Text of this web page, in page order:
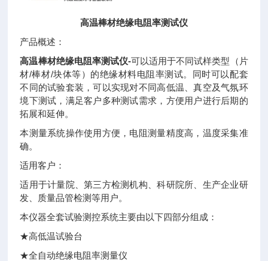
高温棒材绝缘电阻率测试仪
产品概述：
高温棒材绝缘电阻率测试仪-可以适用于不同试样类型（片
材/棒材/块体等）的绝缘材料电阻率测试。同时可以配套
不同的试验套装，可以实现对不同高低温、真空及气氛环
境下测试，满足客户多种测试需求，方便用户进行后期的
拓展和延伸。
本测量系统操作使用方便，电阻测量精度高，温度采集准
确。
适用客户：
适用于计量院、第三方检测机构、科研院所、生产企业研
发、质量品管检测等用户。
本仪器全套试验测控系统主要由以下四部分组成：
★高低温试验台
★全自动绝缘电阻率测量仪